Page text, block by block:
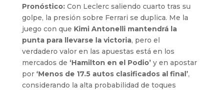
Pronóstico:Con Leclerc saliendo cuarto tras su
golpe, la presión sobre Ferrari se duplica. Me la
juego con que Kimi Antonelli mantendrá la
punta para llevarse la victoria, pero el
verdadero valor en las apuestas está en los
mercados de ‘Hamilton en el Podio’y en apostar
por ‘Menos de 17.5 autos clasificados al final’,
considerando la alta probabilidad de toques